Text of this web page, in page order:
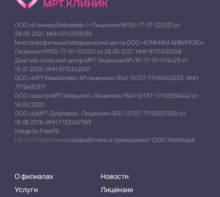
ООО «Клиника Бибирево-1» Лицензия №ЛО-77-01-021221 от
28.05.2021. ИНН 9715393035
Многопрофильный Медицинский центр ООО «КЛИНИКА БИБИРЕВО»
Лицензия №ЛО-77-01-021221 от 28.05.2021. ИНН 9715393028
Диагностический центр МРТ Лицензия № ЛО-77-01-019429 от
16.01.2020. ИНН 9715342601
ООО «МРТ Измайлово» № лицензии Л041-01137-77/00349232. ИНН:
7719490371
ООО «Центр МРТ Марьино». Лицензия Л041-01137-77/00356442 от
16.09.2020
ООО «ЦМРТ Дубровка». Лицензия Л041-01137-77/00307665 от
16.08.2016. ИНН 7723407383
Image by FreePik
ПО ЦУП ГорКлиника разработано и принадлежит ООО ТеоМедиа
О филиалах
Услуги
Новости
Лицензии